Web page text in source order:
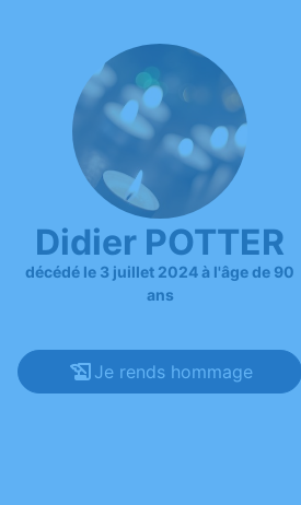
Didier POTTER
décédé le 3 juillet 2024 à l'âge de 90
ans
Je rends hommage